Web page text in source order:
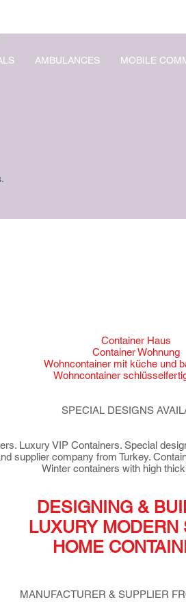
AMBULANCES MOBILE
Container Haus
Container Wohnung
Wohncontainer mit küche und
Wohncontainer
SPECIAL DESIGNS
Luxury VIP Containers. Special
supplier company from Turkey.
Winter containers with high
DESIGNING &
LUXURY MODERN
HOME
MANUFACTURER & SUPPLIER